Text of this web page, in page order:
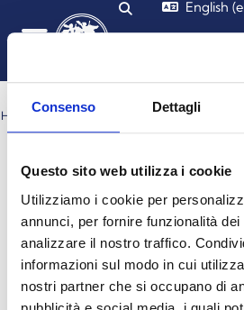
Consenso Dettagli
Questo sito web utilizza i cookie
Utilizziamo i cookie per
annunci, per fornire funzionalità
analizzare il nostro traffico.
informazioni sul modo in cui
nostri partner che si occupano di
Skip to main content Toggle search
English
HOME SITE PAGES TAGS
Blocks
Blocks
Blocks
Blocks
ch2_eqds4
No results for "ch2_eqds4"
Get the mobile app
© 2025 - Universita' degli Studi "Magna